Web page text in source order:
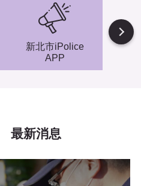
新北市iPolice
APP
小小
最新消息